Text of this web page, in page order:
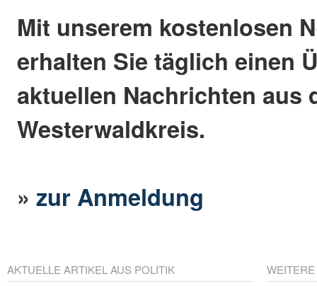
Mit unserem kostenlosen
erhalten Sie täglich einen
aktuellen Nachrichten aus
Westerwaldkreis.
»zur Anmeldung
AKTUELLE ARTIKEL AUS POLITIK